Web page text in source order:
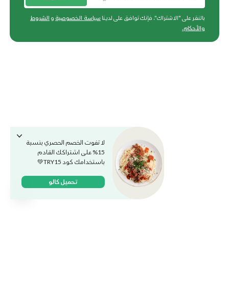
بالنقر على "الاشتراك"، فإنك توافق على لدينا سياسة الخصوصية و الشروط
والأحكام.
لا تفوت الخصم الحصري بنسبة
15% على اشتراكك القادم
باستخدامك كود TRY15💚
تحميل كالو